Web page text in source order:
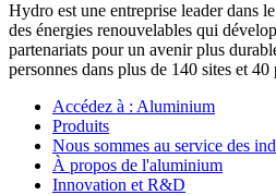
Hydro est une entreprise leader dans
des énergies renouvelables qui
partenariats pour un avenir plus
personnes dans plus de 140 sites et 40
Accédez à : Aluminium
Produits
Nous sommes au service des
À propos de l'aluminium
Innovation et R&D